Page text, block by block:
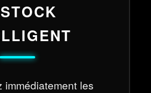
immédiatement les